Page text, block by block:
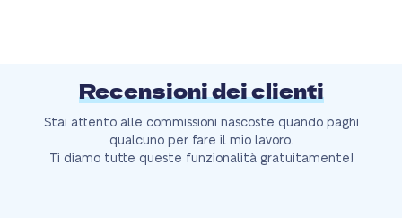
Recensioni dei clienti
Stai attento alle commissioni nascoste quando paghi
qualcuno per fare il mio lavoro.
Ti diamo tutte queste funzionalità gratuitamente!